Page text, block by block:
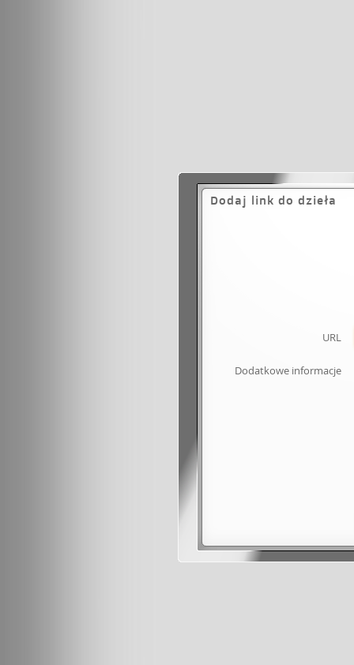
Dodaj link do dzieła
URL
Dodatkowe informacje